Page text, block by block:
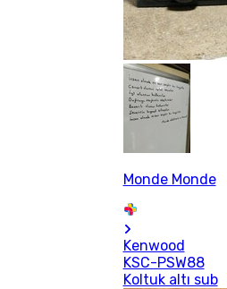
Monde Monde
Kenwood
KSC-PSW88
Koltuk altı sub